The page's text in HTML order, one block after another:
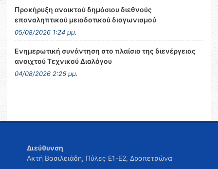
Προκήρυξη ανοικτού δημόσιου διεθνούς
επαναληπτικού μειοδοτικού διαγωνισμού
05/08/2026 1:24 μμ.
Ενημερωτική συνάντηση στο πλαίσιο της διενέργειας
ανοιχτού Τεχνικού Διαλόγου
04/08/2026 2:26 μμ.
Διεύθυνση
Ακτή Βασιλειάδη, Πύλες Ε1-Ε2, Δραπετσώνα